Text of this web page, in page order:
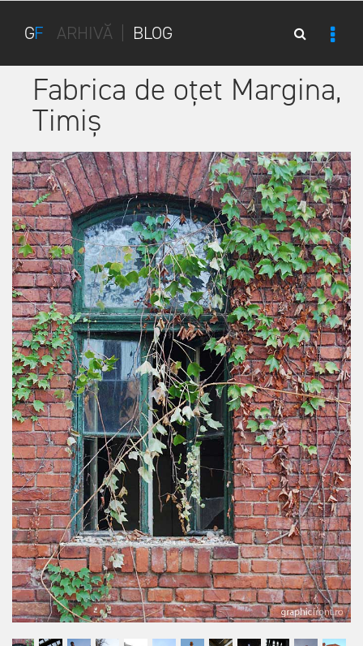
GF ARHIVĂ BLOG
Fabrica de oțet Margina,
Timiș